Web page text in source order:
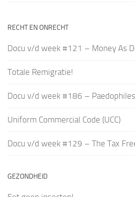
RECHT EN ONRECHT
Docu v/d week #121 – Money As
Totale Remigratie!
Docu v/d week #186 –
Uniform Commercial Code (UCC)
Docu v/d week #129 – The Tax
GEZONDHEID